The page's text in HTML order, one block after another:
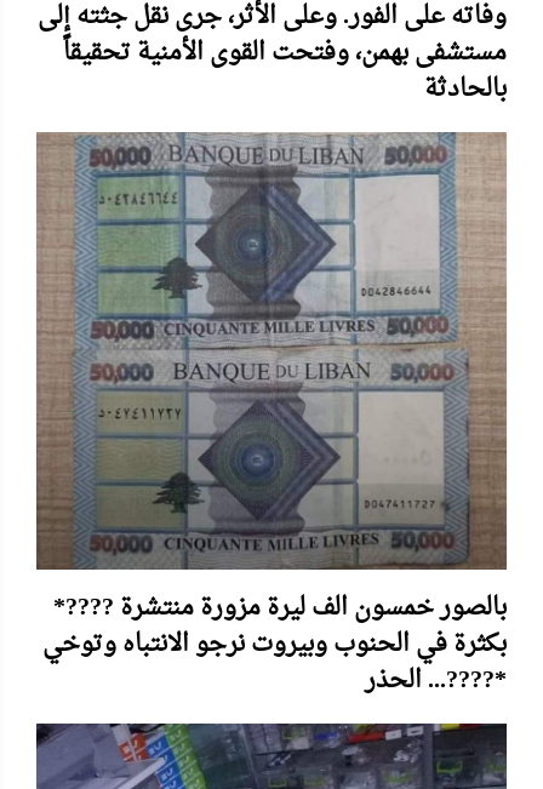
وفاته على الفور. وعلى الأثر، جرى نقل جثته إلى
مستشفى بهمن، وفتحت القوى الأمنية تحقيقاً
بالحادثة
*???? بالصور خمسون الف ليرة مزورة منتشرة
بكثرة في الحنوب وبيروت نرجو الانتباه وتوخي
الحذر ...????*